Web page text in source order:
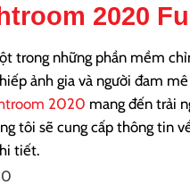
2020
trong những phần mềm
ảnh gia và người đam
2020 mang đến trải
tôi sẽ cung cấp thông tin
tiết.